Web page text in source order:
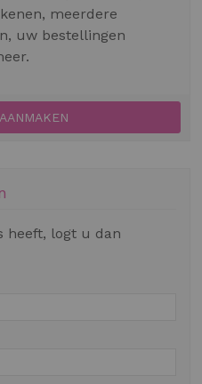
meerdere
uw bestellingen
heeft, logt u dan